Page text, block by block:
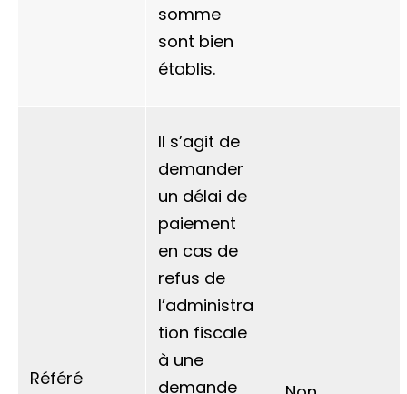
somme
sont bien
établis.
Référé
Il s’agit de
demander
un délai de
paiement
en cas de
refus de
l’administra
tion fiscale
à une
demande